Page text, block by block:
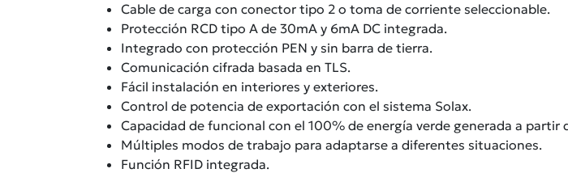
Cable de carga con conector tipo 2 o toma de corriente seleccionable.
Protección RCD tipo A de 30mA y 6mA DC integrada.
Integrado con protección PEN y sin barra de tierra.
Comunicación cifrada basada en TLS.
Fácil instalación en interiores y exteriores.
Control de potencia de exportación con el sistema Solax.
Capacidad de funcional con el 100% de energía verde generada a partir
Múltiples modos de trabajo para adaptarse a diferentes situaciones.
Función RFID integrada.